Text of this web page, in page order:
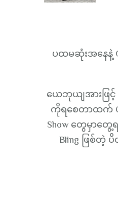
ပထမဆုံးအနေနဲ့
ယေဘုယျအားဖြင့်
ကိုရစေတာထက်
Show တွေမှာတွေ့
Bling ဖြစ်တဲ့